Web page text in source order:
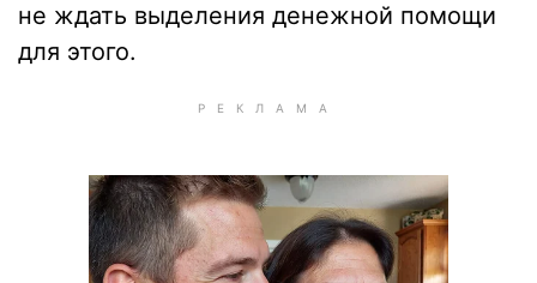
не ждать выделения денежной помощи
для этого.